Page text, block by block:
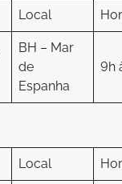
Local
BH – Mar
de
Espanha
9h
Local